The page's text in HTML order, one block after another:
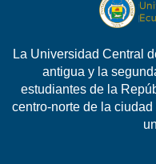
La Universidad Central
antigua y la
estudiantes de la
centro-norte de la